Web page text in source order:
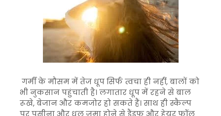
गर्मी के मौसम में तेज धूप सिर्फ त्वचा ही नहीं, बालों को
भी नुकसान पहुंचाती है। लगातार धूप में रहने से बाल
रूखे, बेजान और कमजोर हो सकते हैं। साथ ही स्कैल्प
पर पसीना और धूल जमा होने से डैंड्रफ और हेयर फॉल